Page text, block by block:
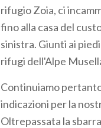
rifugio Zoia, ci
fino alla casa del
sinistra. Giunti ai
rifugi dell'Alpe
Continuiamo
indicazioni per la
Oltrepassata la